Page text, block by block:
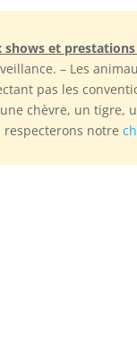
shows et
– Les
pas les
chèvre, un tigre,
respecterons notre